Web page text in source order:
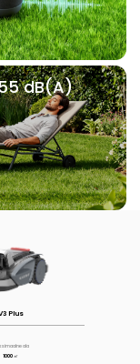
dB(A)
Plus
ala
1000 ㎡